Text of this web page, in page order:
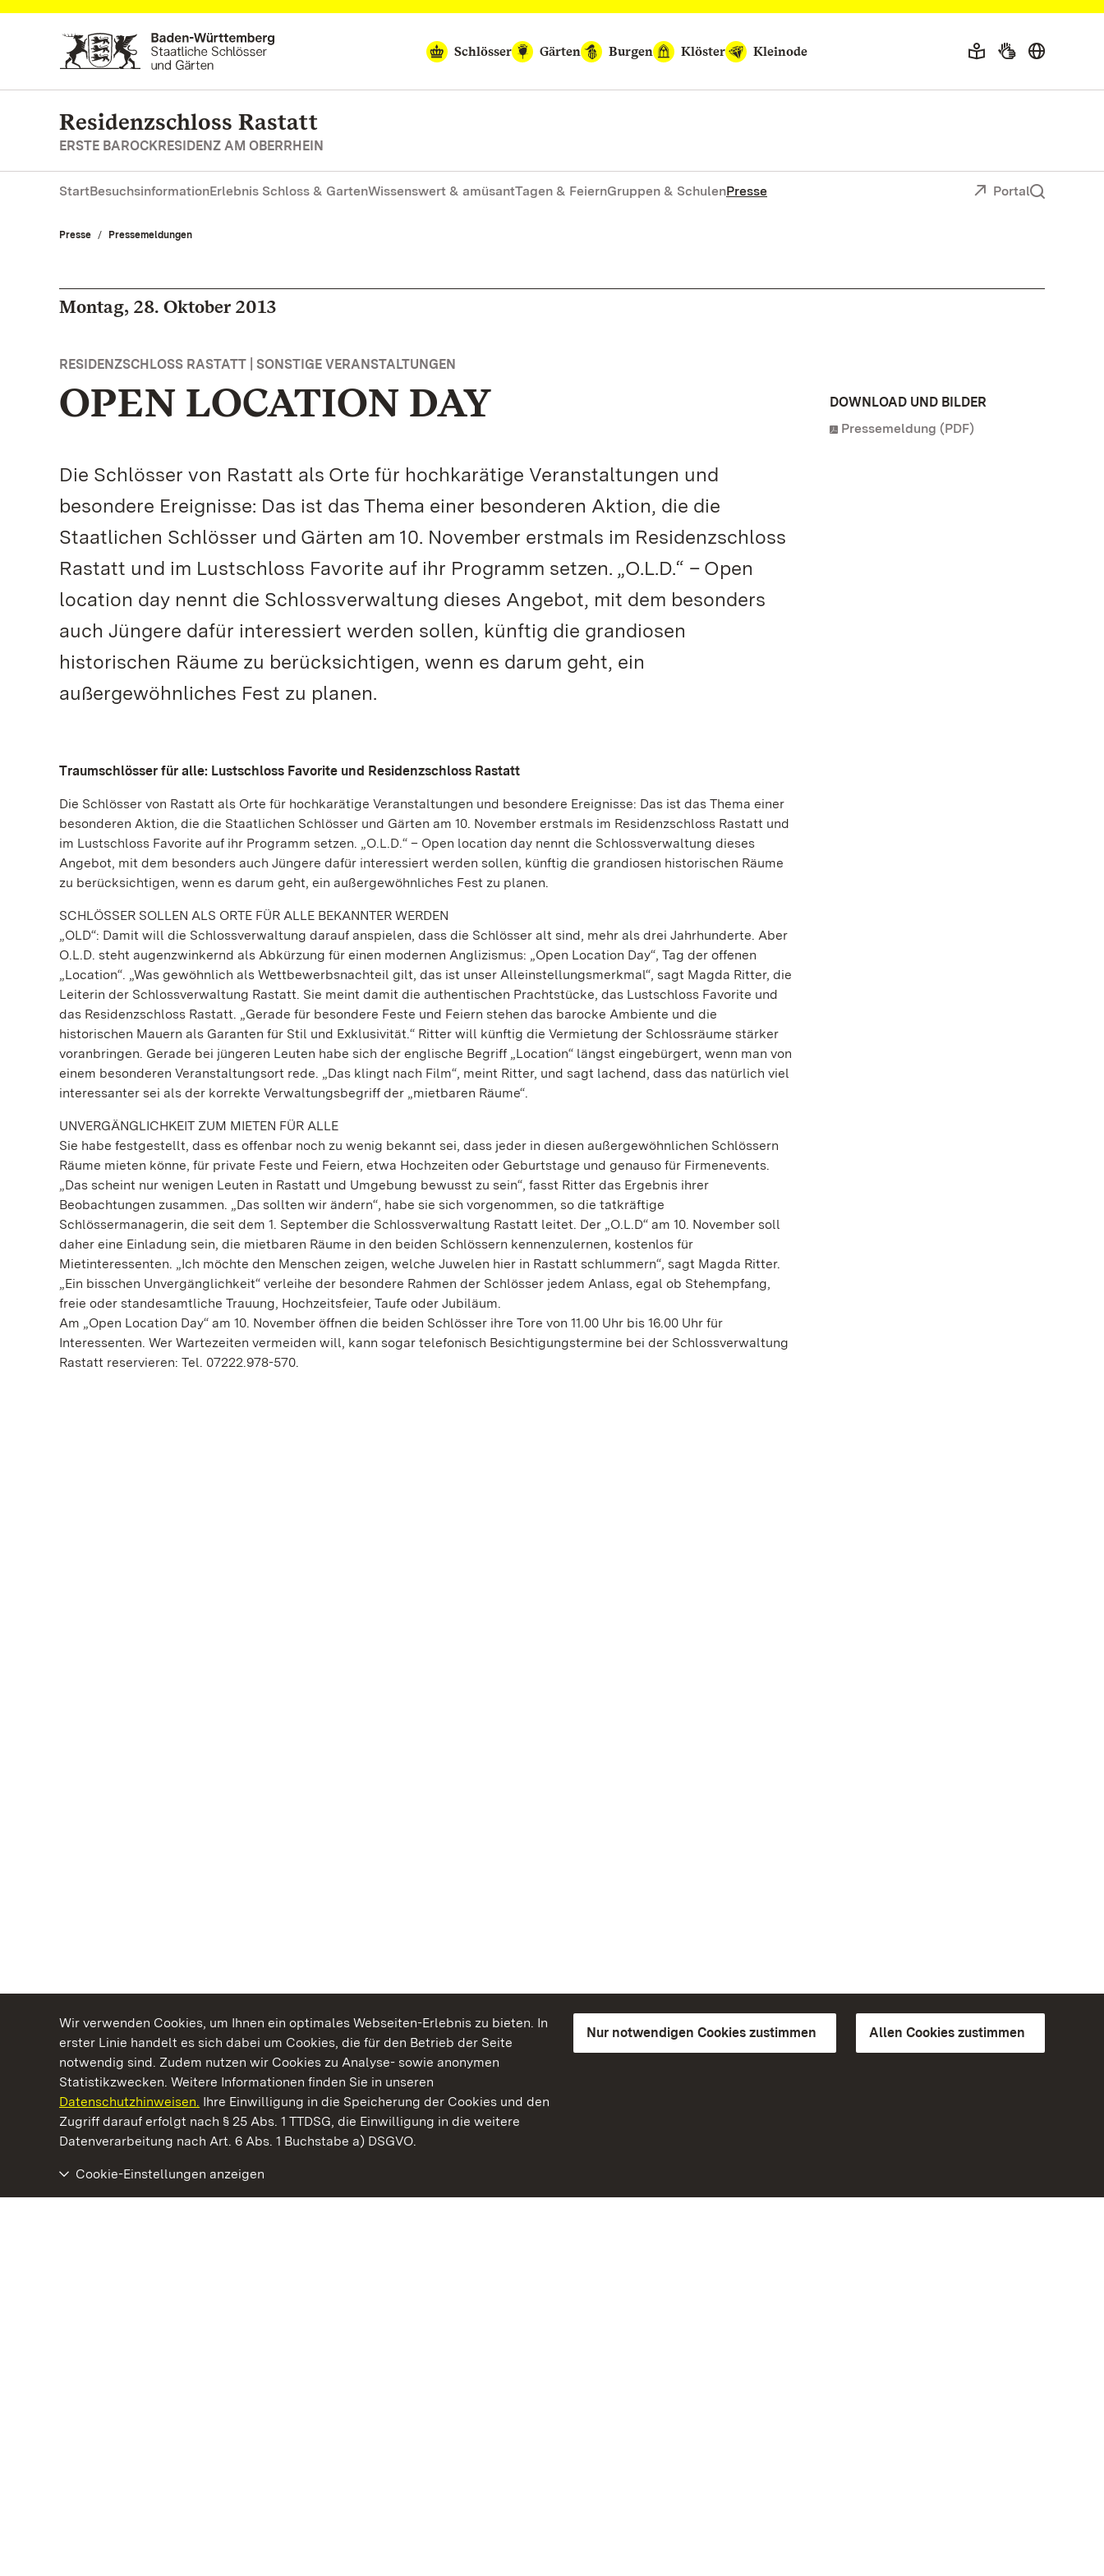
Wir verwenden Cookies, um Ihnen ein optimales Webseiten-Erlebnis zu bieten. In
erster Linie handelt es sich dabei um Cookies, die für den Betrieb der Seite
notwendig sind. Zudem nutzen wir Cookies zu Analyse- sowie anonymen
Statistikzwecken. Weitere Informationen finden Sie in unseren
Datenschutzhinweisen. Ihre Einwilligung in die Speicherung der Cookies und den
Zugriff darauf erfolgt nach § 25 Abs. 1 TTDSG, die Einwilligung in die weitere
Datenverarbeitung nach Art. 6 Abs. 1 Buchstabe a) DSGVO.
Nur notwendigen Cookies zustimmen Allen Cookies zustimmen
Cookie-Einstellungen anzeigen
Zum Hauptinhalt springen
Schlösser
Gärten Burgen Klöster Kleinode
Residenzschloss Rastatt
ERSTE BAROCKRESIDENZ AM OBERRHEIN
StartBesuchsinformationErlebnis Schloss & GartenWissenswert & amüsantTagen & FeiernGruppen & SchulenPresse Portal
Presse Pressemeldungen
Montag, 28. Oktober 2013
RESIDENZSCHLOSS RASTATT | SONSTIGE VERANSTALTUNGEN
OPEN LOCATION DAY
Die Schlösser von Rastatt als Orte für hochkarätige Veranstaltungen und
besondere Ereignisse: Das ist das Thema einer besonderen Aktion, die die
Staatlichen Schlösser und Gärten am 10. November erstmals im Residenzschloss
Rastatt und im Lustschloss Favorite auf ihr Programm setzen. „O.L.D.“ – Open
location day nennt die Schlossverwaltung dieses Angebot, mit dem besonders
auch Jüngere dafür interessiert werden sollen, künftig die grandiosen
historischen Räume zu berücksichtigen, wenn es darum geht, ein
außergewöhnliches Fest zu planen.
Traumschlösser für alle: Lustschloss Favorite und Residenzschloss Rastatt
Die Schlösser von Rastatt als Orte für hochkarätige Veranstaltungen und besondere Ereignisse: Das ist das Thema einer
besonderen Aktion, die die Staatlichen Schlösser und Gärten am 10. November erstmals im Residenzschloss Rastatt und
im Lustschloss Favorite auf ihr Programm setzen. „O.L.D.“ – Open location day nennt die Schlossverwaltung dieses
Angebot, mit dem besonders auch Jüngere dafür interessiert werden sollen, künftig die grandiosen historischen Räume
zu berücksichtigen, wenn es darum geht, ein außergewöhnliches Fest zu planen.
SCHLÖSSER SOLLEN ALS ORTE FÜR ALLE BEKANNTER WERDEN
„OLD“: Damit will die Schlossverwaltung darauf anspielen, dass die Schlösser alt sind, mehr als drei Jahrhunderte. Aber
O.L.D. steht augenzwinkernd als Abkürzung für einen modernen Anglizismus: „Open Location Day“, Tag der offenen
„Location“. „Was gewöhnlich als Wettbewerbsnachteil gilt, das ist unser Alleinstellungsmerkmal“, sagt Magda Ritter, die
Leiterin der Schlossverwaltung Rastatt. Sie meint damit die authentischen Prachtstücke, das Lustschloss Favorite und
das Residenzschloss Rastatt. „Gerade für besondere Feste und Feiern stehen das barocke Ambiente und die
historischen Mauern als Garanten für Stil und Exklusivität.“ Ritter will künftig die Vermietung der Schlossräume stärker
voranbringen. Gerade bei jüngeren Leuten habe sich der englische Begriff „Location“ längst eingebürgert, wenn man von
einem besonderen Veranstaltungsort rede. „Das klingt nach Film“, meint Ritter, und sagt lachend, dass das natürlich viel
interessanter sei als der korrekte Verwaltungsbegriff der „mietbaren Räume“.
UNVERGÄNGLICHKEIT ZUM MIETEN FÜR ALLE
Sie habe festgestellt, dass es offenbar noch zu wenig bekannt sei, dass jeder in diesen außergewöhnlichen Schlössern
Räume mieten könne, für private Feste und Feiern, etwa Hochzeiten oder Geburtstage und genauso für Firmenevents.
„Das scheint nur wenigen Leuten in Rastatt und Umgebung bewusst zu sein“, fasst Ritter das Ergebnis ihrer
Beobachtungen zusammen. „Das sollten wir ändern“, habe sie sich vorgenommen, so die tatkräftige
Schlössermanagerin, die seit dem 1. September die Schlossverwaltung Rastatt leitet. Der „O.L.D“ am 10. November soll
daher eine Einladung sein, die mietbaren Räume in den beiden Schlössern kennenzulernen, kostenlos für
Mietinteressenten. „Ich möchte den Menschen zeigen, welche Juwelen hier in Rastatt schlummern“, sagt Magda Ritter.
„Ein bisschen Unvergänglichkeit“ verleihe der besondere Rahmen der Schlösser jedem Anlass, egal ob Stehempfang,
freie oder standesamtliche Trauung, Hochzeitsfeier, Taufe oder Jubiläum.
Am „Open Location Day“ am 10. November öffnen die beiden Schlösser ihre Tore von 11.00 Uhr bis 16.00 Uhr für
Interessenten. Wer Wartezeiten vermeiden will, kann sogar telefonisch Besichtigungstermine bei der Schlossverwaltung
Rastatt reservieren: Tel. 07222.978-570.
DOWNLOAD UND BILDER
Pressemeldung (PDF)
Kommen. Staunen. Genießen.